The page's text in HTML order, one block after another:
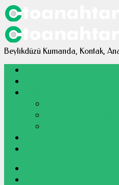
Beylikdüzü Kumanda, Kontak,